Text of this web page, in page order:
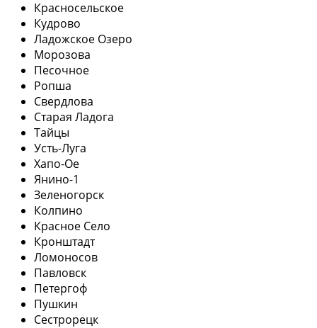
Красносельское
Кудрово
Ладожское Озеро
Морозова
Песочное
Ропша
Свердлова
Старая Ладога
Тайцы
Усть-Луга
Хапо-Ое
Янино-1
Зеленогорск
Колпино
Красное Село
Кронштадт
Ломоносов
Павловск
Петергоф
Пушкин
Сестрорецк